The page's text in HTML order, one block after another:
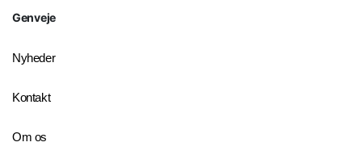
Genveje
Nyheder
Kontakt
Om os